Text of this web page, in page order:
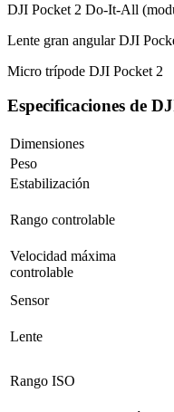
DJI Pocket 2 Do-It-All
Lente gran angular DJI
Micro trípode DJI Pocket 2
Especificaciones de
Dimensiones
Peso
Estabilización
Rango controlable
Velocidad máxima
controlable
Sensor
Lente
Rango ISO